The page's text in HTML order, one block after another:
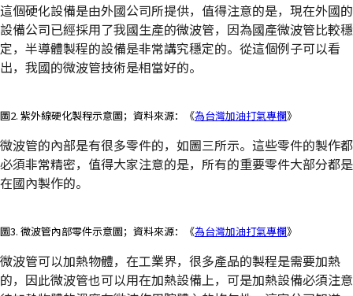
這個硬化設備是由外國公司所提供，值得注意的是，現在外國的
設備公司已經採用了我國生產的微波管，因為國產微波管比較穩
定，半導體製程的設備是非常講究穩定的。從這個例子可以看
出，我國的微波管技術是相當好的。
圖2. 紫外線硬化製程示意圖；資料來源：《為台灣加油打氣專欄》
微波管的內部是有很多零件的，如圖三所示。這些零件的製作都
必須非常精密，值得大家注意的是，所有的重要零件大部分都是
在國內製作的。
圖3. 微波管內部零件示意圖；資料來源：《為台灣加油打氣專欄》
微波管可以加熱物體，在工業界，很多產品的製程是需要加熱
的，因此微波管也可以用在加熱設備上，可是加熱設備必須注意